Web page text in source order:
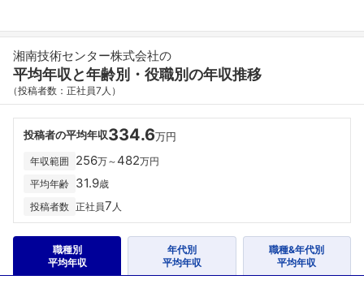
湘南技術センター株式会社の
平均年収と年齢別・役職別の年収推移
（投稿者数：正社員7人）
投稿者の平均年収334.6万円
年収範囲 256万～ 482万円
平均年齢 31.9歳
投稿者数 正社員7 人
職種別
平均年収
年代別
平均年収
職種&年代別
平均年収